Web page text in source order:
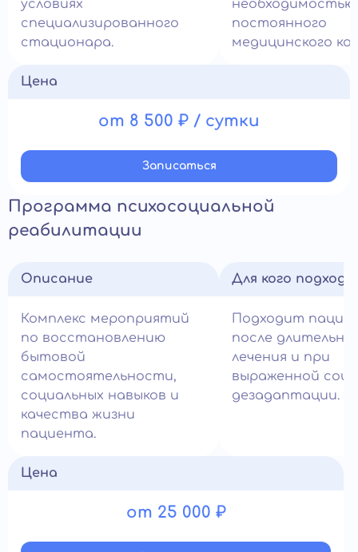
условиях
специализированного
стационара.
необходимостью
постоянного
медицинского
Цена
от 8 500 ₽ / сутки
Записатьcя
Программа психосоциальной
реабилитации
Описание
Комплекс мероприятий
по восстановлению
бытовой
самостоятельности,
социальных навыков и
качества жизни
пациента.
Для кого
Подходит
после
лечения и при
выраженной
дезадаптации.
Цена
от 25 000 ₽